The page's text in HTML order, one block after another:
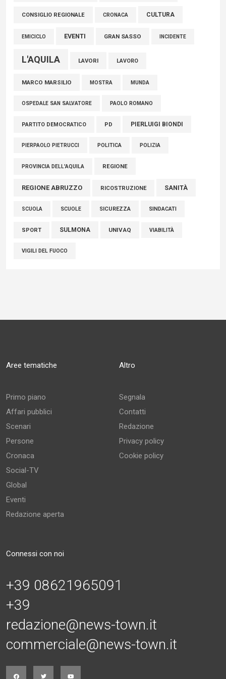
06 Agosto 2026
CONSIGLIO REGIONALE CRONACA CULTURA
EMICICLO EVENTI GRAN SASSO INCIDENTE
L'AQUILA LAVORI LAVORO
MARCO MARSILIO MOSTRA MUNDA
OSPEDALE SAN SALVATORE PAOLO ROMANO
PARTITO DEMOCRATICO PD PIERLUIGI BIONDI
PIERPAOLO PIETRUCCI POLITICA POLIZIA
PROVINCIA DELL'AQUILA REGIONE
REGIONE ABRUZZO RICOSTRUZIONE SANITÀ
SCUOLA SCUOLE SICUREZZA SINDACATI
SPORT SULMONA UNIVAQ VIABILITÀ
VIGILI DEL FUOCO
Aree tematiche
Primo piano
Affari pubblici
Scenari
Persone
Cronaca
Social-TV
Global
Eventi
Redazione aperta
Altro
Segnala
Contatti
Redazione
Privacy policy
Cookie policy
Connessi con noi
+39 08621965091
+39
redazione@news-town.it
commerciale@news-town.it